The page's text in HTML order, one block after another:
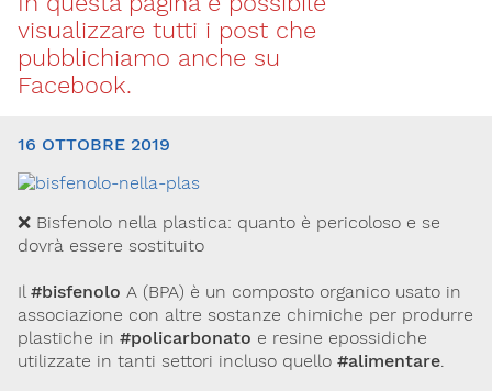
P.I. 06792491000
T. 02-29520311
segreteria@sitox.org
visualizzare tutti i post che
pubblichiamo anche su
Facebook.
16 OTTOBRE 2019
❌ Bisfenolo nella plastica: quanto è pericoloso e se
dovrà essere sostituito
Il #bisfenolo A (BPA) è un composto organico usato in
associazione con altre sostanze chimiche per produrre
plastiche in #policarbonato e resine epossidiche
utilizzate in tanti settori incluso quello #alimentare.
Via Giovanni Pascoli, 3
20129, Milano